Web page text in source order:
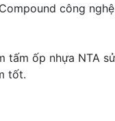
công
tấm ốp nhựa NTA
tốt.